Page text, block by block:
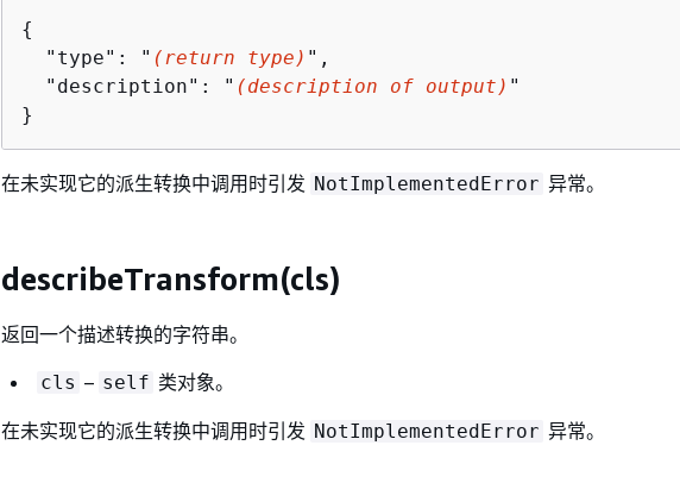
{
  "type": "
(return type) ",
  "description": "
(description of output) "
}
在未实现它的派生转换中调用时引发 NotImplementedError 异常。
describeTransform(cls)
返回一个描述转换的字符串。
cls – self 类对象。
在未实现它的派生转换中调用时引发 NotImplementedError 异常。